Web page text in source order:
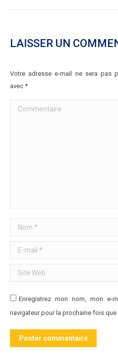
:
LAISSER UN
Votre adresse e-mail ne sera pas
avec *
Commentaire
Nom *
E-mail *
Site Web
Enregistrez mon nom, mon
navigateur pour la prochaine fois
Poster commentaire